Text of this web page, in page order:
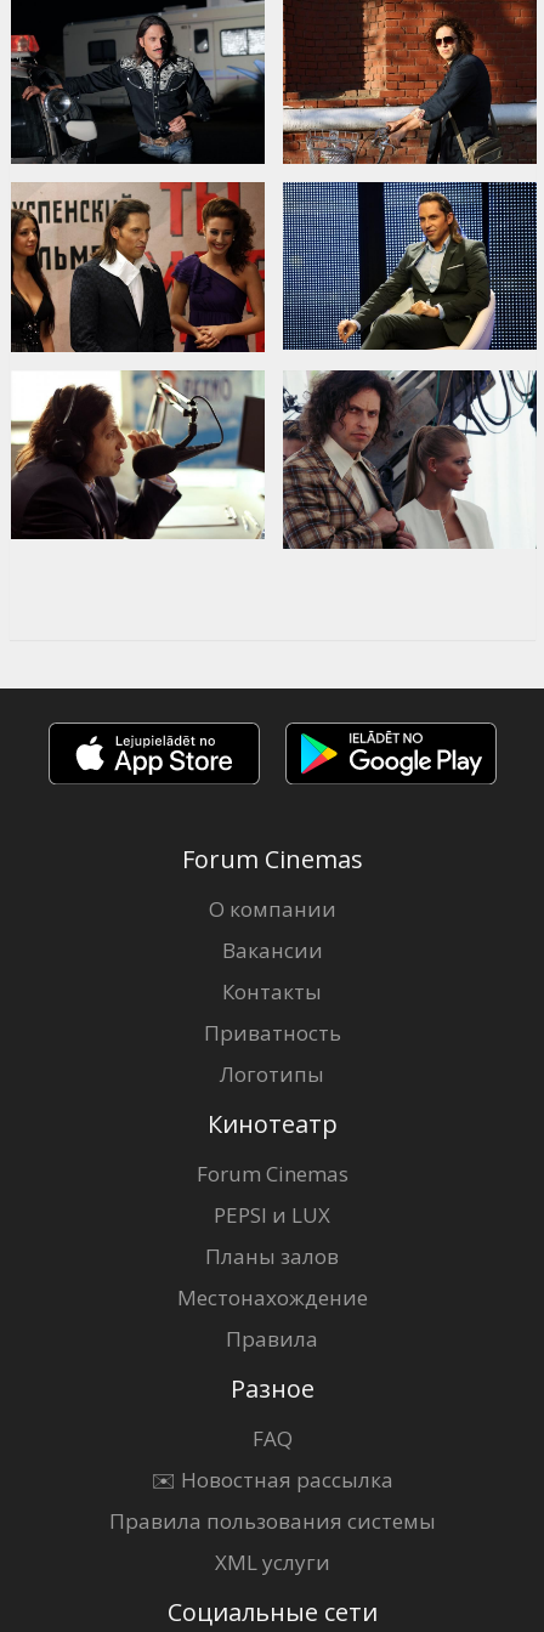
Forum Cinemas
О компании
Вакансии
Контакты
Приватность
Логотипы
Кинотеатр
Forum Cinemas
PEPSI и LUX
Планы залов
Местонахождение
Правила
Разное
FAQ
✉️ Новостная рассылка
Правила пользования системы
XML услуги
Социальные сети